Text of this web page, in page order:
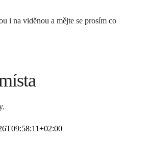
i na viděnou a mějte se prosím co